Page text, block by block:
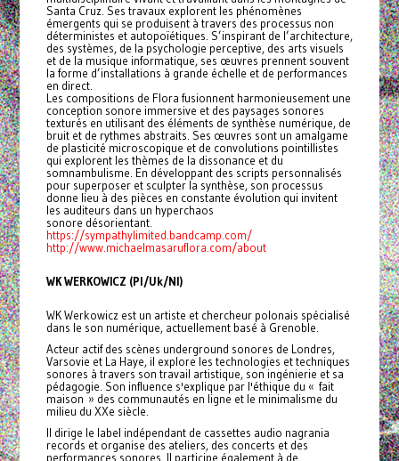
Santa Cruz. Ses travaux explorent les phénomènes
émergents qui se produisent à travers des processus non
déterministes et autopoïétiques. S’inspirant de l’architecture,
des systèmes, de la psychologie perceptive, des arts visuels
et de la musique informatique, ses œuvres prennent souvent
la forme d’installations à grande échelle et de performances
en direct.
Les compositions de Flora fusionnent harmonieusement une
conception sonore immersive et des paysages sonores
texturés en utilisant des éléments de synthèse numérique, de
bruit et de rythmes abstraits. Ses œuvres sont un amalgame
de plasticité microscopique et de convolutions pointillistes
qui explorent les thèmes de la dissonance et du
somnambulisme. En développant des scripts personnalisés
pour superposer et sculpter la synthèse, son processus
donne lieu à des pièces en constante évolution qui invitent
les auditeurs dans un hyperchaos
sonore désorientant.
https://sympathylimited.bandcamp.com/
http://www.michaelmasaruflora.com/about
WK WERKOWICZ (Pl/Uk/Nl)
WK Werkowicz est un artiste et chercheur polonais spécialisé
dans le son numérique, actuellement basé à Grenoble.
Acteur actif des scènes underground sonores de Londres,
Varsovie et La Haye, il explore les technologies et techniques
sonores à travers son travail artistique, son ingénierie et sa
pédagogie. Son influence s'explique par l'éthique du « fait
maison » des communautés en ligne et le minimalisme du
milieu du XXe siècle.
Il dirige le label indépendant de cassettes audio nagrania
records et organise des ateliers, des concerts et des
performances sonores. Il participe également à de